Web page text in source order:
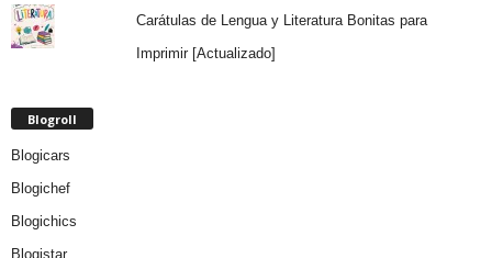
Carátulas de Lengua y Literatura Bonitas para
Imprimir [Actualizado]
Blogroll
Blogicars
Blogichef
Blogichics
Blogistar